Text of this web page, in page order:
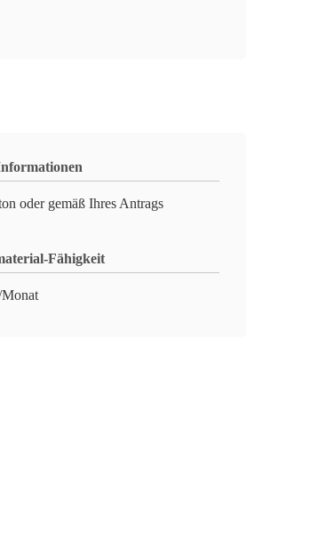
oder gemäß Ihres Antrags
Fähigkeit
Monat